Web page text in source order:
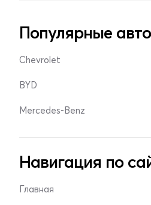
Популярные
Chevrolet
BYD
Mercedes-Benz
Навигация по
Главная